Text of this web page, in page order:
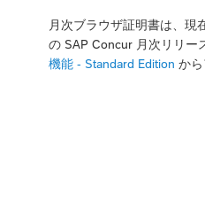
月次ブラウザ証明書は、現
の SAP Concur 月次リリー
機能 - Standard Edition から